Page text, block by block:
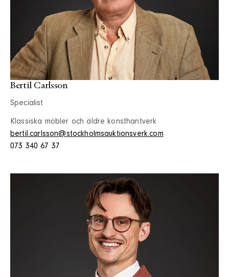
Bertil Carlsson
Specialist
Klassiska möbler och äldre konsthantverk
bertil.carlsson@stockholmsauktionsverk.com
073 340 67 37